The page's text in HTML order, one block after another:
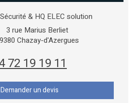
& HQ ELEC solution
3 rue Marius Berliet
Chazay-d'Azergues
72 19 19 11
Demander un devis